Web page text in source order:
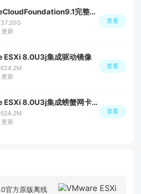
VMwareCloudFoundation9.1完整安装包
更新
查看
ESXi 8.0U3j集成驱动镜像
更新
查看
VMware ESXi 8.0U3j集成螃蟹网卡驱动镜像包
更新
查看
官方原版离线